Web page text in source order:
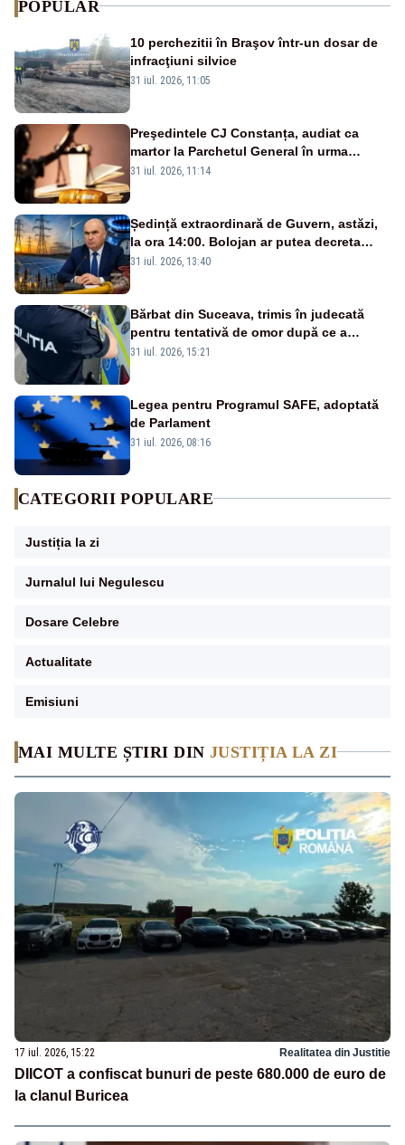
MAI MULTE ȘTIRI DIN JUSTIȚIA LA ZI
17 iul. 2026, 15:22 Realitatea din Justitie
DIICOT a confiscat bunuri de peste 680.000 de euro de
la clanul Buricea
POPULAR
10 perchezitii în Braşov într-un dosar de
infracţiuni silvice
31 iul. 2026, 11:05
Preşedintele CJ Constanța, audiat ca
martor la Parchetul General în urma
percheziţiei la firma unde este acţionar
31 iul. 2026, 11:14
Ședință extraordinară de Guvern, astăzi,
la ora 14:00. Bolojan ar putea decreta
stare de urgență energetică
31 iul. 2026, 13:40
Bărbat din Suceava, trimis în judecată
pentru tentativă de omor după ce a
înjunghiat un tânăr în urma unui conflict
31 iul. 2026, 15:21
Legea pentru Programul SAFE, adoptată
de Parlament
31 iul. 2026, 08:16
CATEGORII POPULARE
Justiția la zi
Jurnalul lui Negulescu
Dosare Celebre
Actualitate
Emisiuni